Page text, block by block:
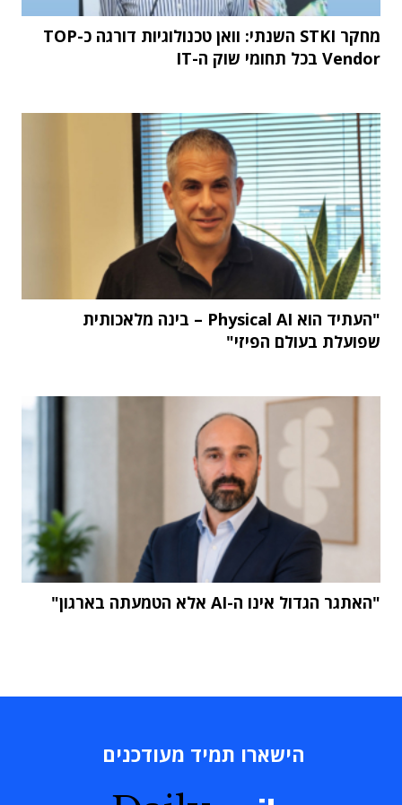
מחקר STKI השנתי: וואן טכנולוגיות דורגה כ-TOP
Vendor בכל תחומי שוק ה-IT
"העתיד הוא Physical AI – בינה מלאכותית
שפועלת בעולם הפיזי"
"האתגר הגדול אינו ה-AI אלא הטמעתה בארגון"
הישארו תמיד מעודכנים